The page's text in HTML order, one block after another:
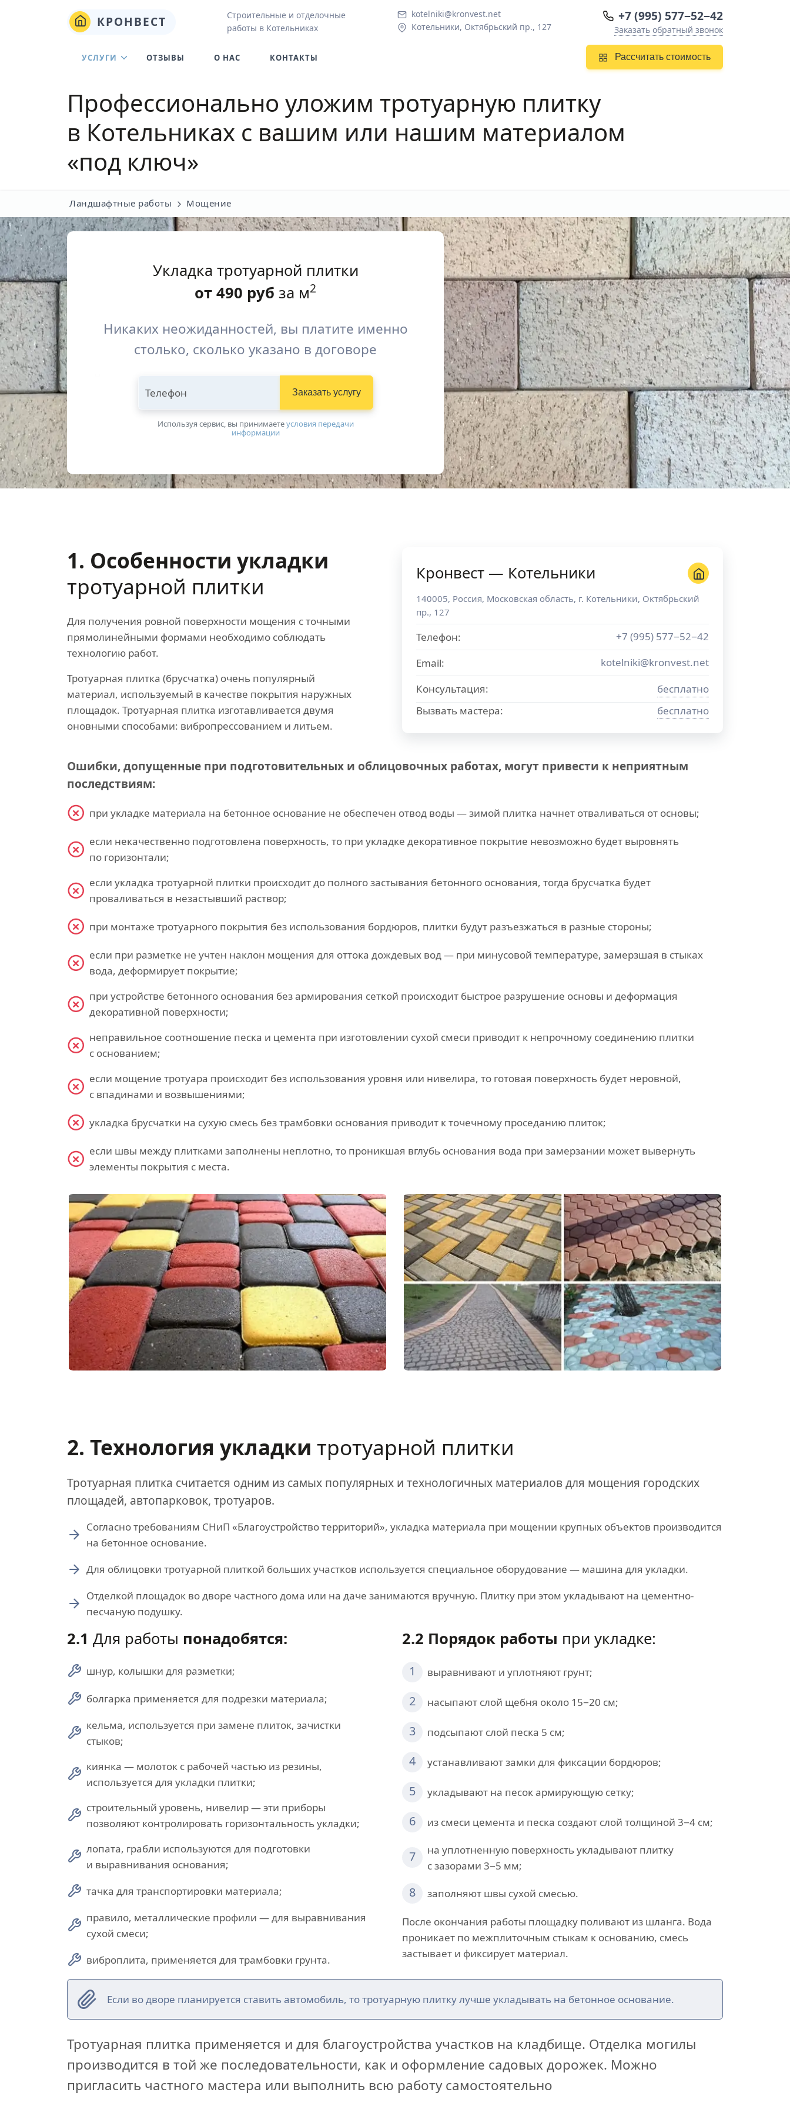
КРОНВЕСТ
Строительные и отделочные
работы в Котельниках
kotelniki@kronvest.net
Котельники, Октябрьский пр., 127
+7 (995) 577−52−42
Заказать обратный звонок
Рассчитать стоимость
УСЛУГИ ОТЗЫВЫ О НАС КОНТАКТЫ
Профессионально уложим тротуарную плитку
в Котельниках с вашим или нашим материалом
«под ключ»
Ландшафтные работы Мощение
Укладка тротуарной плитки
от 490 руб за м2
Никаких неожиданностей, вы платите именно
столько, сколько указано в договоре
Телефон Заказать услугу
Используя сервис, вы принимаетeусловия передачи
информации
1. Особенности укладки
тротуарной плитки
Для получения ровной поверхности мощения с точными
прямолинейными формами необходимо соблюдать
технологию работ.
Тротуарная плитка (брусчатка) очень популярный
материал, используемый в качестве покрытия наружных
площадок. Тротуарная плитка изготавливается двумя
оновными способами: вибропрессованием и литьем.
Кронвест — Котельники
140005, Россия, Московская область, г. Котельники, Октябрьский
пр., 127
Телефон:
+7 (995) 577−52−42
Email:
kotelniki@kronvest.net
Консультация:
бесплатно
Вызвать мастера:
бесплатно
Ошибки, допущенные при подготовительных и облицовочных работах, могут привести к неприятным
последствиям:
при укладке материала на бетонное основание не обеспечен отвод воды — зимой плитка начнет отваливаться от основы;
если некачественно подготовлена поверхность, то при укладке декоративное покрытие невозможно будет выровнять
по горизонтали;
если укладка тротуарной плитки происходит до полного застывания бетонного основания, тогда брусчатка будет
проваливаться в незастывший раствор;
при монтаже тротуарного покрытия без использования бордюров, плитки будут разъезжаться в разные стороны;
если при разметке не учтен наклон мощения для оттока дождевых вод — при минусовой температуре, замерзшая в стыках
вода, деформирует покрытие;
при устройстве бетонного основания без армирования сеткой происходит быстрое разрушение основы и деформация
декоративной поверхности;
неправильное соотношение песка и цемента при изготовлении сухой смеси приводит к непрочному соединению плитки
с основанием;
если мощение тротуара происходит без использования уровня или нивелира, то готовая поверхность будет неровной,
с впадинами и возвышениями;
укладка брусчатки на сухую смесь без трамбовки основания приводит к точечному проседанию плиток;
если швы между плитками заполнены неплотно, то проникшая вглубь основания вода при замерзании может вывернуть
элементы покрытия с места.
2. Технология укладки тротуарной плитки
Тротуарная плитка считается одним из самых популярных и технологичных материалов для мощения городских
площадей, автопарковок, тротуаров.
Согласно требованиям СНиП «Благоустройство территорий», укладка материала при мощении крупных объектов производится
на бетонное основание.
Для облицовки тротуарной плиткой больших участков используется специальное оборудование — машина для укладки.
Отделкой площадок во дворе частного дома или на даче занимаются вручную. Плитку при этом укладывают на цементно-
песчаную подушку.
2.1 Для работы понадобятся:
шнур, колышки для разметки;
болгарка применяется для подрезки материала;
кельма, используется при замене плиток, зачистки
стыков;
киянка — молоток с рабочей частью из резины,
используется для укладки плитки;
строительный уровень, нивелир — эти приборы
позволяют контролировать горизонтальность укладки;
лопата, грабли используются для подготовки
и выравнивания основания;
тачка для транспортировки материала;
правило, металлические профили — для выравнивания
сухой смеси;
виброплита, применяется для трамбовки грунта.
2.2 Порядок работы при укладке:
1 выравнивают и уплотняют грунт;
2 насыпают слой щебня около 15−20 см;
3 подсыпают слой песка 5 см;
4 устанавливают замки для фиксации бордюров;
5 укладывают на песок армирующую сетку;
6 из смеси цемента и песка создают слой толщиной 3−4 см;
7
на уплотненную поверхность укладывают плитку
с зазорами 3−5 мм;
8 заполняют швы сухой смесью.
После окончания работы площадку поливают из шланга. Вода
проникает по межплиточным стыкам к основанию, смесь
застывает и фиксирует материал.
Если во дворе планируется ставить автомобиль, то тротуарную плитку лучше укладывать на бетонное основание.
Тротуарная плитка применяется и для благоустройства участков на кладбище. Отделка могилы
производится в той же последовательности, как и оформление садовых дорожек. Можно
пригласить частного мастера или выполнить всю работу самостоятельно